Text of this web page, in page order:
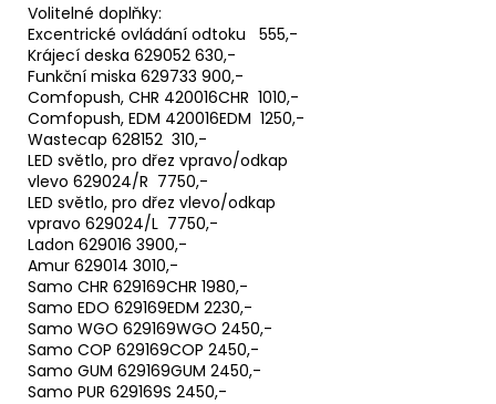
Volitelné doplňky:
Excentrické ovládání odtoku 555,-
Krájecí deska 629052 630,-
Funkční miska 629733 900,-
Comfopush, CHR 420016CHR 1010,-
Comfopush, EDM 420016EDM 1250,-
Wastecap 628152 310,-
LED světlo, pro dřez vpravo/odkap
vlevo 629024/R 7750,-
LED světlo, pro dřez vlevo/odkap
vpravo 629024/L 7750,-
Ladon 629016 3900,-
Amur 629014 3010,-
Samo CHR 629169CHR 1980,-
Samo EDO 629169EDM 2230,-
Samo WGO 629169WGO 2450,-
Samo COP 629169COP 2450,-
Samo GUM 629169GUM 2450,-
Samo PUR 629169S 2450,-